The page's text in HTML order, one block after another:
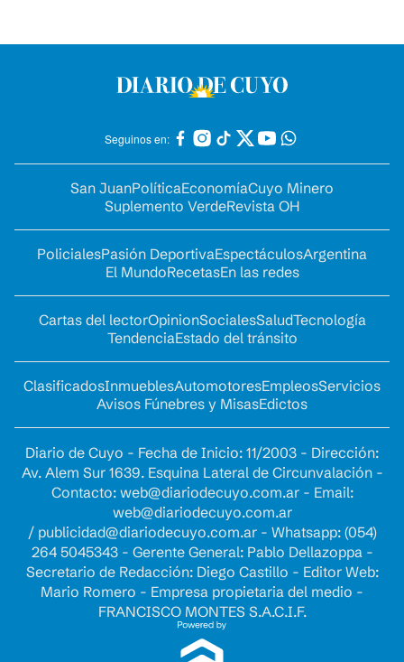
Seguinos en:
San JuanPolíticaEconomíaCuyo Minero
Suplemento VerdeRevista OH
PolicialesPasión DeportivaEspectáculosArgentina
El MundoRecetasEn las redes
Cartas del lectorOpinionSocialesSaludTecnología
TendenciaEstado del tránsito
ClasificadosInmueblesAutomotoresEmpleosServicios
Avisos Fúnebres y MisasEdictos
Diario de Cuyo - Fecha de Inicio: 11/2003 - Dirección:
Av. Alem Sur 1639. Esquina Lateral de Circunvalación -
Contacto: web@diariodecuyo.com.ar- Email:
web@diariodecuyo.com.ar
/ publicidad@diariodecuyo.com.ar- Whatsapp: (054)
264 5045343 - Gerente General: Pablo Dellazoppa -
Secretario de Redacción: Diego Castillo - Editor Web:
Mario Romero - Empresa propietaria del medio -
FRANCISCO MONTES S.A.C.I.F.